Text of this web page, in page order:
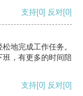
支持[0] 反对[0]
地完成工作任务。
班，有更多的时间陪
支持[0] 反对[0]